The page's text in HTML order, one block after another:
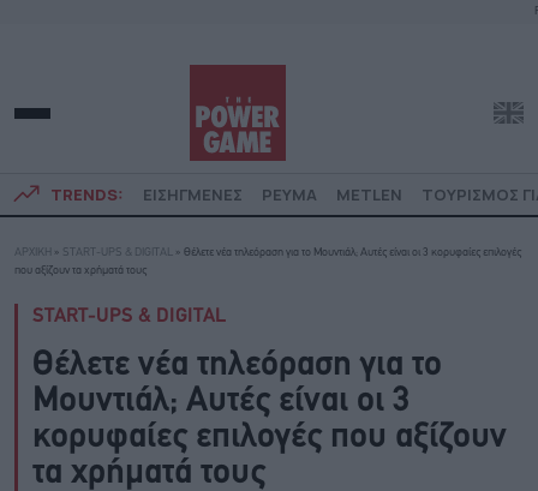
TRENDS: ΕΙΣΗΓΜΕΝΕΣ ΡΕΥΜΑ METLEN ΤΟΥΡΙΣΜΟΣ
ΑΡΧΙΚΗ » START-UPS & DIGITAL » Θέλετε νέα τηλεόραση για το Μουντιάλ; Αυτές είναι οι 3 κορυφαίες επιλογές
που αξίζουν τα χρήματά τους
START-UPS & DIGITAL
Θέλετε νέα τηλεόραση για το
Μουντιάλ; Αυτές είναι οι 3
κορυφαίες επιλογές που αξίζουν
τα χρήματά τους